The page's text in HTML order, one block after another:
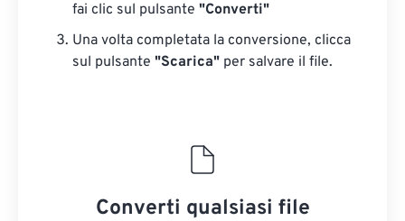
fai clic sul pulsante "Converti"
Una volta completata la conversione, clicca
sul pulsante "Scarica" ​​per salvare il file.
Converti qualsiasi file